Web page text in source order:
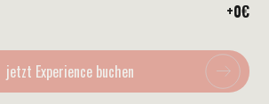
+0€
jetzt Experience buchen